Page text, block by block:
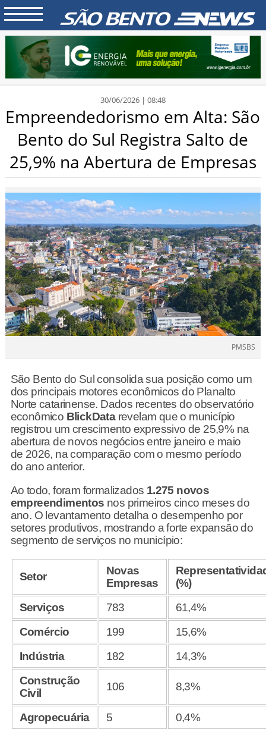
30/06/2026 | 08:48
Empreendedorismo em Alta: São
Bento do Sul Registra Salto de
25,9% na Abertura de Empresas
PMSBS
São Bento do Sul consolida sua posição como um
dos principais motores econômicos do Planalto
Norte catarinense. Dados recentes do observatório
econômico BlickDatarevelam que o município
registrou um crescimento expressivo de 25,9% na
abertura de novos negócios entre janeiro e maio
de 2026, na comparação com o mesmo período
do ano anterior.
Ao todo, foram formalizados 1.275 novos
empreendimentos nos primeiros cinco meses do
ano. O levantamento detalha o desempenho por
setores produtivos, mostrando a forte expansão do
segmento de serviços no município:
Setor
Novas
Empresas
(%)
Serviços
783
61,4%
Comércio
199
15,6%
Indústria
182
14,3%
Construção
Civil
106 8,3%
Agropecuária 5 0,4%